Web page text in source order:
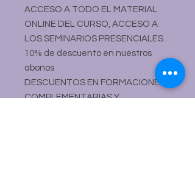
ACCESO A TODO EL MATERIAL
ONLINE DEL CURSO, ACCESO A
LOS SEMINARIOS PRESENCIALES .
10% de descuento en nuestros
abonos
DESCUENTOS EN FORMACIONES
COMPLEMENTARIAS Y